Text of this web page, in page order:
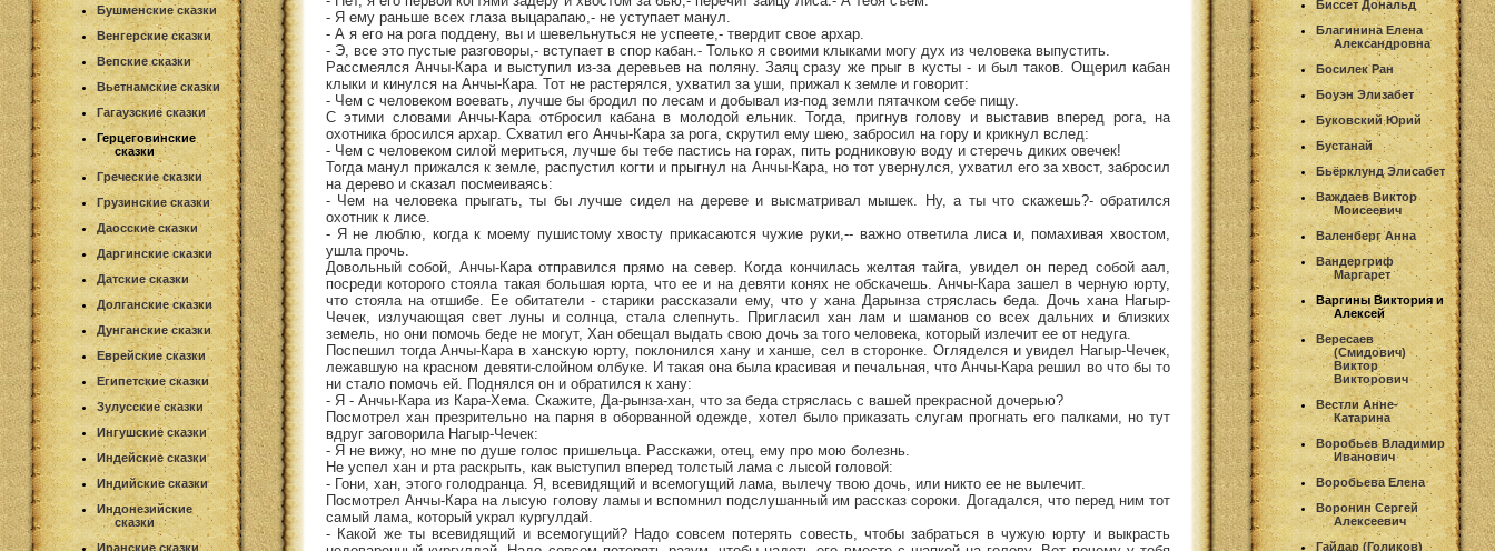
Бушменские сказки
Венгерские сказки
Вепские сказки
Вьетнамские сказки
Гагаузские сказки
Герцеговинские
сказки
Греческие сказки
Грузинские сказки
Даосские сказки
Даргинские сказки
Датские сказки
Долганские сказки
Дунганские сказки
Еврейские сказки
Египетские сказки
Зулусские сказки
Ингушские сказки
Индейские сказки
Индийские сказки
Индонезийские
сказки
Иранские сказки
- Я ему раньше всех глаза выцарапаю,- не уступает манул.
- А я его на рога поддену, вы и шевельнуться не успеете,- твердит свое архар.
- Э, все это пустые разговоры,- вступает в спор кабан.- Только я своими клыками могу дух из человека выпустить.
Рассмеялся Анчы-Кара и выступил из-за деревьев на поляну. Заяц сразу же прыг в кусты - и был таков. Ощерил кабан
клыки и кинулся на Анчы-Кара. Тот не растерялся, ухватил за уши, прижал к земле и говорит:
- Чем с человеком воевать, лучше бы бродил по лесам и добывал из-под земли пятачком себе пищу.
С этими словами Анчы-Кара отбросил кабана в молодой ельник. Тогда, пригнув голову и выставив вперед рога, на
охотника бросился архар. Схватил его Анчы-Кара за рога, скрутил ему шею, забросил на гору и крикнул вслед:
- Чем с человеком силой мериться, лучше бы тебе пастись на горах, пить родниковую воду и стеречь диких овечек!
Тогда манул прижался к земле, распустил когти и прыгнул на Анчы-Кара, но тот увернулся, ухватил его за хвост, забросил
на дерево и сказал посмеиваясь:
- Чем на человека прыгать, ты бы лучше сидел на дереве и высматривал мышек. Ну, а ты что скажешь?- обратился
охотник к лисе.
- Я не люблю, когда к моему пушистому хвосту прикасаются чужие руки,-- важно ответила лиса и, помахивая хвостом,
ушла прочь.
Довольный собой, Анчы-Кара отправился прямо на север. Когда кончилась желтая тайга, увидел он перед собой аал,
посреди которого стояла такая большая юрта, что ее и на девяти конях не обскачешь. Анчы-Кара зашел в черную юрту,
что стояла на отшибе. Ее обитатели - старики рассказали ему, что у хана Дарынза стряслась беда. Дочь хана Нагыр-
Чечек, излучающая свет луны и солнца, стала слепнуть. Пригласил хан лам и шаманов со всех дальних и близких
земель, но они помочь беде не могут, Хан обещал выдать свою дочь за того человека, который излечит ее от недуга.
Поспешил тогда Анчы-Кара в ханскую юрту, поклонился хану и ханше, сел в сторонке. Огляделся и увидел Нагыр-Чечек,
лежавшую на красном девяти-слойном олбуке. И такая она была красивая и печальная, что Анчы-Кара решил во что бы то
ни стало помочь ей. Поднялся он и обратился к хану:
- Я - Анчы-Кара из Кара-Хема. Скажите, Да-рынза-хан, что за беда стряслась с вашей прекрасной дочерью?
Посмотрел хан презрительно на парня в оборванной одежде, хотел было приказать слугам прогнать его палками, но тут
вдруг заговорила Нагыр-Чечек:
- Я не вижу, но мне по душе голос пришельца. Расскажи, отец, ему про мою болезнь.
Не успел хан и рта раскрыть, как выступил вперед толстый лама с лысой головой:
- Гони, хан, этого голодранца. Я, всевидящий и всемогущий лама, вылечу твою дочь, или никто ее не вылечит.
Посмотрел Анчы-Кара на лысую голову ламы и вспомнил подслушанный им рассказ сороки. Догадался, что перед ним тот
самый лама, который украл кургулдай.
- Какой же ты всевидящий и всемогущий? Надо совсем потерять совесть, чтобы забраться в чужую юрту и выкрасть
Биссет Дональд
Благинина Елена
Александровна
Босилек Ран
Боуэн Элизабет
Буковский Юрий
Бустанай
Бьёрклунд Элисабет
Важдаев Виктор
Моисеевич
Валенберг Анна
Вандергриф
Маргарет
Варгины Виктория и
Алексей
Вересаев
(Смидович)
Виктор
Викторович
Вестли Анне-
Катарина
Воробьев Владимир
Иванович
Воробьева Елена
Воронин Сергей
Алексеевич
Гайдар (Голиков)